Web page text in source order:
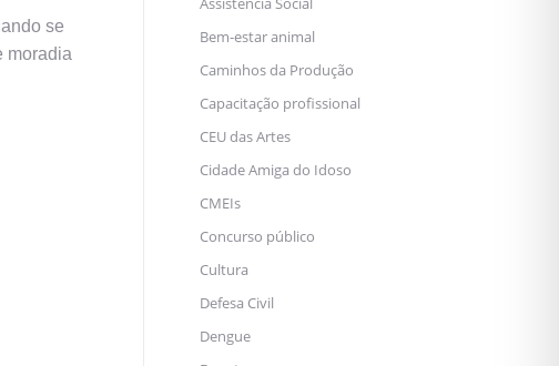
se
moradia
Bem-estar animal
Caminhos da Produção
Capacitação profissional
CEU das Artes
Cidade Amiga do Idoso
CMEIs
Concurso público
Cultura
Defesa Civil
Dengue